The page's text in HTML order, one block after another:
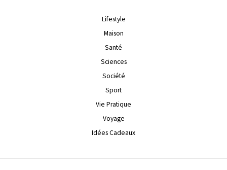
Lifestyle
Maison
Santé
Sciences
Société
Sport
Vie Pratique
Voyage
Idées Cadeaux